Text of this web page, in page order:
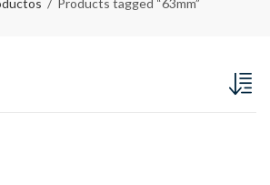
Products tagged “63mm”